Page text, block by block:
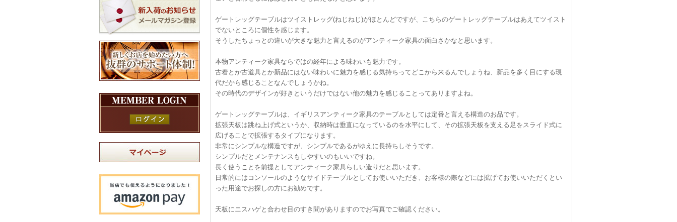
ゲートレッグテーブルはツイストレッグ(ねじねじ)がほとんどですが、こちらのゲートレッグテーブルはあえてツイスト
でないところに個性を感じます。
そうしたちょっとの違いが大きな魅力と言えるのがアンティーク家具の面白さかなと思います。
本物アンティーク家具ならではの経年による味わいも魅力です。
古着とか古道具とか新品にはない味わいに魅力を感じる気持ちってどこから来るんでしょうね、新品を多く目にする現
代だから感じることなんでしょうかね。
その時代のデザインが好きというだけではない他の魅力を感じることってありますよね。
ゲートレッグテーブルは、イギリスアンティーク家具のテーブルとしては定番と言える構造のお品です。
拡張天板は跳ね上げ式というか、収納時は垂直になっているのを水平にして、その拡張天板を支える足をスライド式に
広げることで拡張するタイプになります。
非常にシンプルな構造ですが、シンプルであるがゆえに長持ちしそうです。
シンプルだとメンテナンスもしやすいのもいいですね。
長く使うことを前提としてアンティーク家具らしい造りだと思います。
日常的にはコンソールのようなサイドテーブルとしてお使いいただき、お客様の際などには拡げてお使いいただくとい
った用途でお探しの方にお勧めです。
天板にニスハゲと合わせ目のすき間がありますのでお写真でご確認ください。